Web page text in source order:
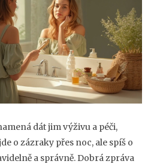
dát jim výživu a péči,
o zázraky přes noc, ale spíš o
a správně. Dobrá zpráva